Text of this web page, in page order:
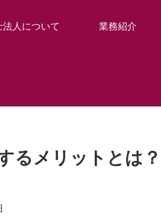
法人について 業務紹介
るメリットとは？